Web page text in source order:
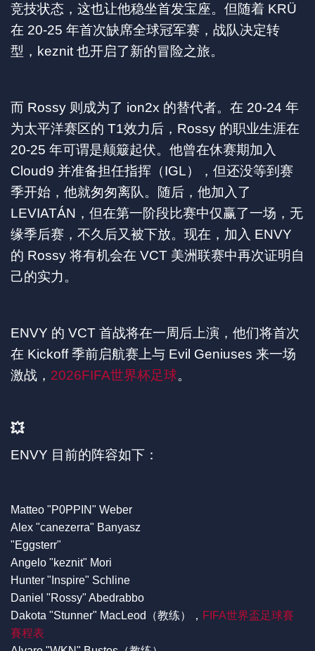
竞技状态，这也让他稳坐首发宝座。但随着 KRÜ
在 20-25 年首次缺席全球冠军赛，战队决定转
型，keznit 也开启了新的冒险之旅。
而 Rossy 则成为了 ion2x 的替代者。在 20-24 年
为太平洋赛区的 T1效力后，Rossy 的职业生涯在
20-25 年可谓是颠簸起伏。他曾在休赛期加入
Cloud9 并准备担任指挥（IGL），但还没等到赛
季开始，他就匆匆离队。随后，他加入了
LEVIATÁN，但在第一阶段比赛中仅赢了一场，无
缘季后赛，不久后又被下放。现在，加入 ENVY
的 Rossy 将有机会在 VCT 美洲联赛中再次证明自
己的实力。
ENVY 的 VCT 首战将在一周后上演，他们将首次
在 Kickoff 季前启航赛上与 Evil Geniuses 来一场
激战， 2026FIFA世界杯足球。
💥
ENVY 目前的阵容如下：
Matteo "P0PPIN" Weber
Alex "canezerra" Banyasz
"Eggsterr"
Angelo "keznit" Mori
Hunter "Inspire" Schline
Daniel "Rossy" Abedrabbo
Dakota "Stunner" MacLeod（教练）， FIFA世界盃足球賽
賽程表